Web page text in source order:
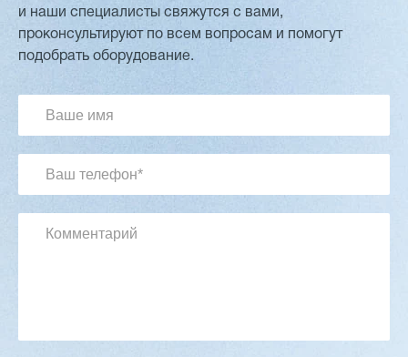
Двухсторонний шипорез MX6015
2 832 000 ₽
Артикул: 2497
Станок проходного типа
и наши специалисты свяжутся с вами,
проконсультируют по всем вопросам и помогут
подобрать оборудование.